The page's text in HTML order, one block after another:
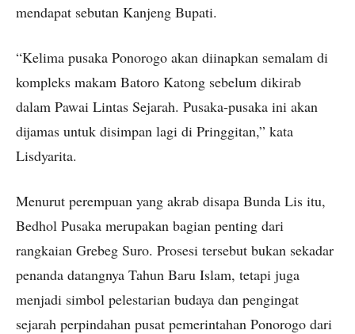
mendapat sebutan Kanjeng Bupati.
“Kelima pusaka Ponorogo akan diinapkan semalam di
kompleks makam Batoro Katong sebelum dikirab
dalam Pawai Lintas Sejarah. Pusaka-pusaka ini akan
dijamas untuk disimpan lagi di Pringgitan,” kata
Lisdyarita.
Menurut perempuan yang akrab disapa Bunda Lis itu,
Bedhol Pusaka merupakan bagian penting dari
rangkaian Grebeg Suro. Prosesi tersebut bukan sekadar
penanda datangnya Tahun Baru Islam, tetapi juga
menjadi simbol pelestarian budaya dan pengingat
sejarah perpindahan pusat pemerintahan Ponorogo dari